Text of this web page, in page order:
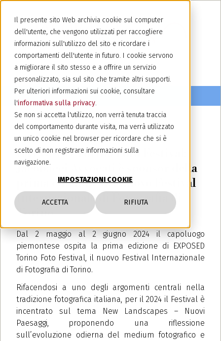
Il presente sito Web archivia cookie sul computer
dell'utente, che vengono utilizzati per raccogliere
informazioni sull'utilizzo del sito e ricordare i
comportamenti dell'utente in futuro. I cookie servono
a migliorare il sito stesso e a offrire un servizio
personalizzato, sia sul sito che tramite altri supporti.
Per ulteriori informazioni sui cookie, consultare
l'informativa sulla privacy.
Se non si accetta l'utilizzo, non verrà tenuta traccia
del comportamento durante visita, ma verrà utilizzato
un unico cookie nel browser per ricordare che si è
scelto di non registrare informazioni sulla
navigazione.
IMPOSTAZIONI COOKIE
ACCETTA RIFIUTA
EXPOSED Torino Foto Festival:
Jacobacci Avvocati è sponsor della
prima edizione del nuovo Festival
Internazionale di Fotografia di
Torino
Dal 2 maggio al 2 giugno 2024 il capoluogo
piemontese ospita la prima edizione di EXPOSED
Torino Foto Festival, il nuovo Festival Internazionale
di Fotografia di Torino.
Rifacendosi a uno degli argomenti centrali nella
tradizione fotografica italiana, per il 2024 il Festival è
incentrato sul tema New Landscapes – Nuovi
Paesaggi, proponendo una riflessione
sull’evoluzione odierna del medium fotografico e